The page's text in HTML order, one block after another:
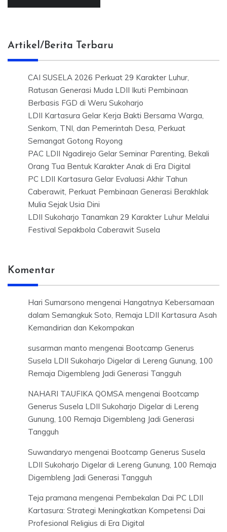
Artikel/Berita Terbaru
CAI SUSELA 2026 Perkuat 29 Karakter Luhur,
Ratusan Generasi Muda LDII Ikuti Pembinaan
Berbasis FGD di Weru Sukoharjo
LDII Kartasura Gelar Kerja Bakti Bersama Warga,
Senkom, TNI, dan Pemerintah Desa, Perkuat
Semangat Gotong Royong
PAC LDII Ngadirejo Gelar Seminar Parenting, Bekali
Orang Tua Bentuk Karakter Anak di Era Digital
PC LDII Kartasura Gelar Evaluasi Akhir Tahun
Caberawit, Perkuat Pembinaan Generasi Berakhlak
Mulia Sejak Usia Dini
LDII Sukoharjo Tanamkan 29 Karakter Luhur Melalui
Festival Sepakbola Caberawit Susela
Komentar
Hari Sumarsono mengenai Hangatnya Kebersamaan
dalam Semangkuk Soto, Remaja LDII Kartasura Asah
Kemandirian dan Kekompakan
susarman manto mengenai Bootcamp Generus
Susela LDII Sukoharjo Digelar di Lereng Gunung, 100
Remaja Digembleng Jadi Generasi Tangguh
NAHARI TAUFIKA QOMSA mengenai Bootcamp
Generus Susela LDII Sukoharjo Digelar di Lereng
Gunung, 100 Remaja Digembleng Jadi Generasi
Tangguh
Suwandaryo mengenai Bootcamp Generus Susela
LDII Sukoharjo Digelar di Lereng Gunung, 100 Remaja
Digembleng Jadi Generasi Tangguh
Teja pramana mengenai Pembekalan Dai PC LDII
Kartasura: Strategi Meningkatkan Kompetensi Dai
Profesional Religius di Era Digital